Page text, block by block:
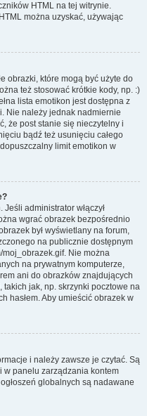
HTML na tej witrynie.
można uzyskać, używając
obrazki, które mogą być użyte do
też stosować krótkie kody, np. :)
lista emotikon jest dostępna z
Nie należy jednak nadmiernie
że post stanie się nieczytelny i
bądź też usunięciu całego
limit emotikon w
administrator włączył
wgrać obrazek bezpośrednio
był wyświetlany na forum,
na publicznie dostępnym
moj_obrazek.gif. Nie można
na prywatnym komputerze,
ani do obrazków znajdujących
jak, np. skrzynki pocztowe na
hasłem. Aby umieścić obrazek w
i należy zawsze je czytać. Są
w panelu zarządzania kontem
globalnych są nadawane